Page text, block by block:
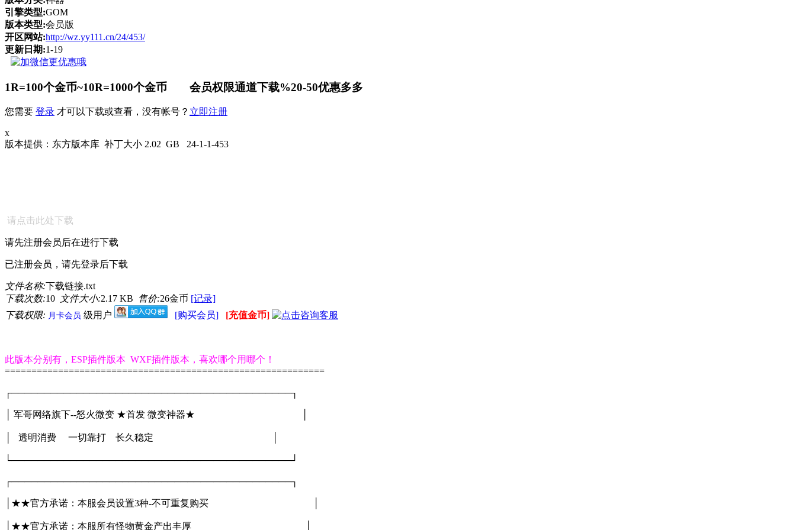
引擎类型:GOM
版本类型:会员版
开区网站:http://wz.yy111.cn/24/453/
更新日期:1-19
1R=100个金币~10R=1000个金币 会员权限通道下载%20-50优惠多多
您需要 登录 才可以下载或查看，没有帐号？ 立即注册
x
版本提供：东方版本库 补丁大小 2.02 GB 24-1-1-453
请点击此处下载
请先注册会员后在进行下载
已注册会员，请先登录后下载
文件名称:下载链接.txt
下载次数:10 文件大小:2.17 KB 售价:26金币 [记录]
下载权限: 月卡会员 级用户 [购买会员] [充值金币]
此版本分别有，ESP插件版本 WXF插件版本，喜欢哪个用哪个！
============================================================
┌───────────────────────────────────────────┐
│ 军哥网络旗下--怒火微变 ★首发 微变神器★ │
│ 透明消费 一切靠打 长久稳定 │
└───────────────────────────────────────────┘
┌───────────────────────────────────────────┐
│★★官方承诺：本服会员设置3种-不可重复购买 │
│★★官方承诺：本服所有怪物黄金产出丰厚 │